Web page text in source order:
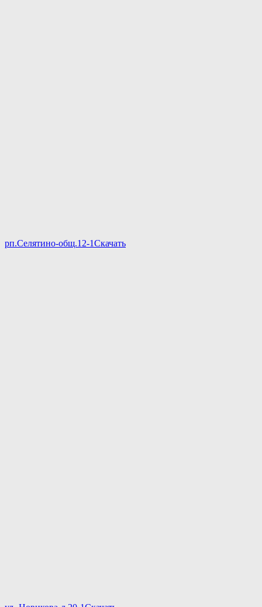
рп.Селятино-общ.12-1Скачать